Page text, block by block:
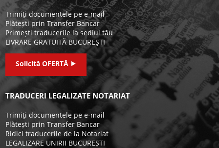
Trimiţi documentele pe e-mail
Plătești prin Transfer Bancar
Primești traducerile la sediul tău
LIVRARE GRATUITĂ BUCUREŞTI
Solicită OFERTĂ ⯈
TRADUCERI LEGALIZATE NOTARIAT
Trimiţi documentele pe e-mail
Plătești prin Transfer Bancar
Ridici traducerile de la Notariat
LEGALIZARE UNIRII BUCUREȘTI